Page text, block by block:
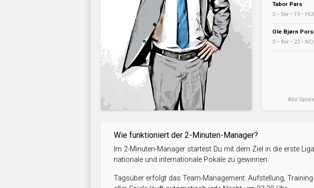
Tabor Pars
S • 5er • 19 •
Ole Bjørn
S • 8er • 22 •
Alle
Wie funktioniert der 2-Minuten-Manager?
Im 2-Minuten-Manager startest Du mit dem Ziel in die erste
nationale und internationale Pokale zu gewinnen.
Tagsüber erfolgt das Team-Management: Aufstellung,